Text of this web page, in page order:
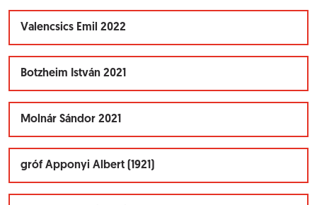
Valencsics Emil 2022
Botzheim István 2021
Molnár Sándor 2021
gróf Apponyi Albert (1921)